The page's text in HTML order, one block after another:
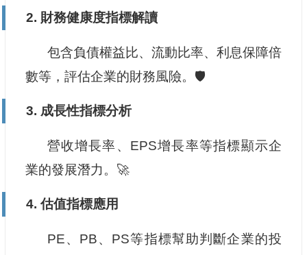
2. 財務健康度指標解讀
包含負債權益比、流動比率、利息保障倍
數等，評估企業的財務風險。🛡️
3. 成長性指標分析
營收增長率、EPS增長率等指標顯示企
業的發展潛力。🚀
4. 估值指標應用
PE、PB、PS等指標幫助判斷企業的投